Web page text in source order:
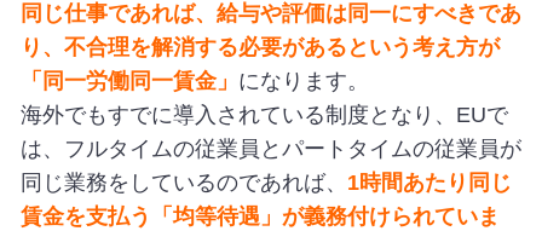
同じ仕事であれば、給与や評価は同一にすべきであ
り、不合理を解消する必要があるという考え方が
「同一労働同一賃金」 になります。
海外でもすでに導入されている制度となり、EUで
は、フルタイムの従業員とパートタイムの従業員が
同じ業務をしているのであれば、 1時間あたり同じ
賃金を支払う「均等待遇」が義務付けられていま